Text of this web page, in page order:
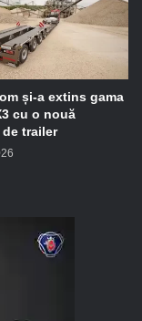
și-a extins gama
cu o nouă
trailer